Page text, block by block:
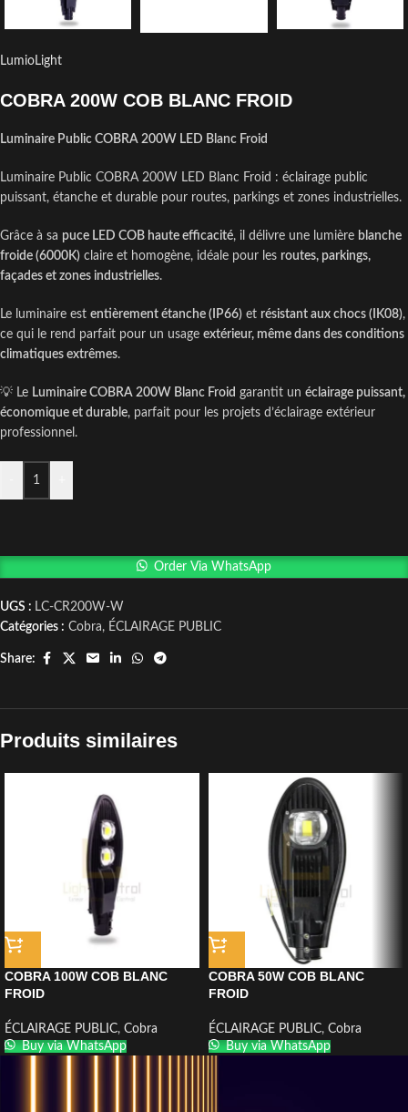
LumioLight
COBRA 200W COB BLANC FROID
Luminaire Public COBRA 200W LED Blanc Froid
Luminaire Public COBRA 200W LED Blanc Froid : éclairage public
puissant, étanche et durable pour routes, parkings et zones industrielles.
Grâce à sa puce LED COB haute efficacité, il délivre une lumière blanche
froide (6000K) claire et homogène, idéale pour les routes, parkings,
façades et zones industrielles.
Le luminaire est entièrement étanche (IP66) et résistant aux chocs (IK08),
ce qui le rend parfait pour un usage extérieur, même dans des conditions
climatiques extrêmes.
💡 Le Luminaire COBRA 200W Blanc Froid garantit un éclairage puissant,
économique et durable, parfait pour les projets d’éclairage extérieur
professionnel.
Order Via WhatsApp
UGS : LC-CR200W-W
Catégories : Cobra, ÉCLAIRAGE PUBLIC
Share:
Produits similaires
COBRA 100W COB BLANC
FROID
ÉCLAIRAGE PUBLIC, Cobra
Buy via WhatsApp
COBRA 50W COB BLANC
FROID
ÉCLAIRAGE PUBLIC, Cobra
Buy via WhatsApp